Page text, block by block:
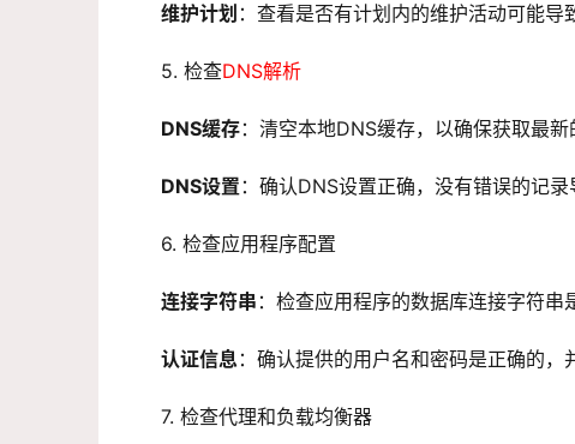
维护计划 ：查看是否有计划内的维护活动可能导
5. 检查DNS解析
DNS缓存：清空本地DNS缓存，以确保获取最新
DNS设置 ：确认DNS设置正确，没有错误的记录
6. 检查应用程序配置
连接字符串 ：检查应用程序的数据库连接字符串
认证信息：确认提供的用户名和密码是正确的，
7. 检查代理和负载均衡器